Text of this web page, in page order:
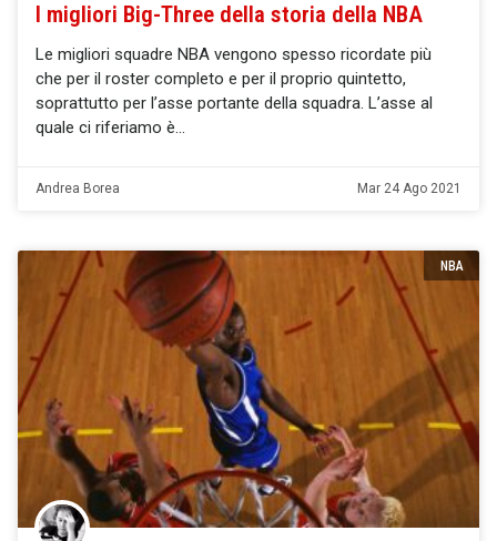
I migliori Big-Three della storia della NBA
Le migliori squadre NBA vengono spesso ricordate più
che per il roster completo e per il proprio quintetto,
soprattutto per l’asse portante della squadra. L’asse al
quale ci riferiamo è
Andrea Borea Mar 24 Ago 2021
NBA